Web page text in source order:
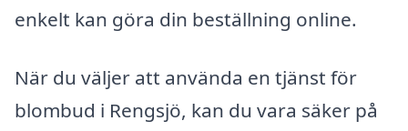
enkelt kan göra din beställning online.
När du väljer att använda en tjänst för
blombud i Rengsjö, kan du vara säker på